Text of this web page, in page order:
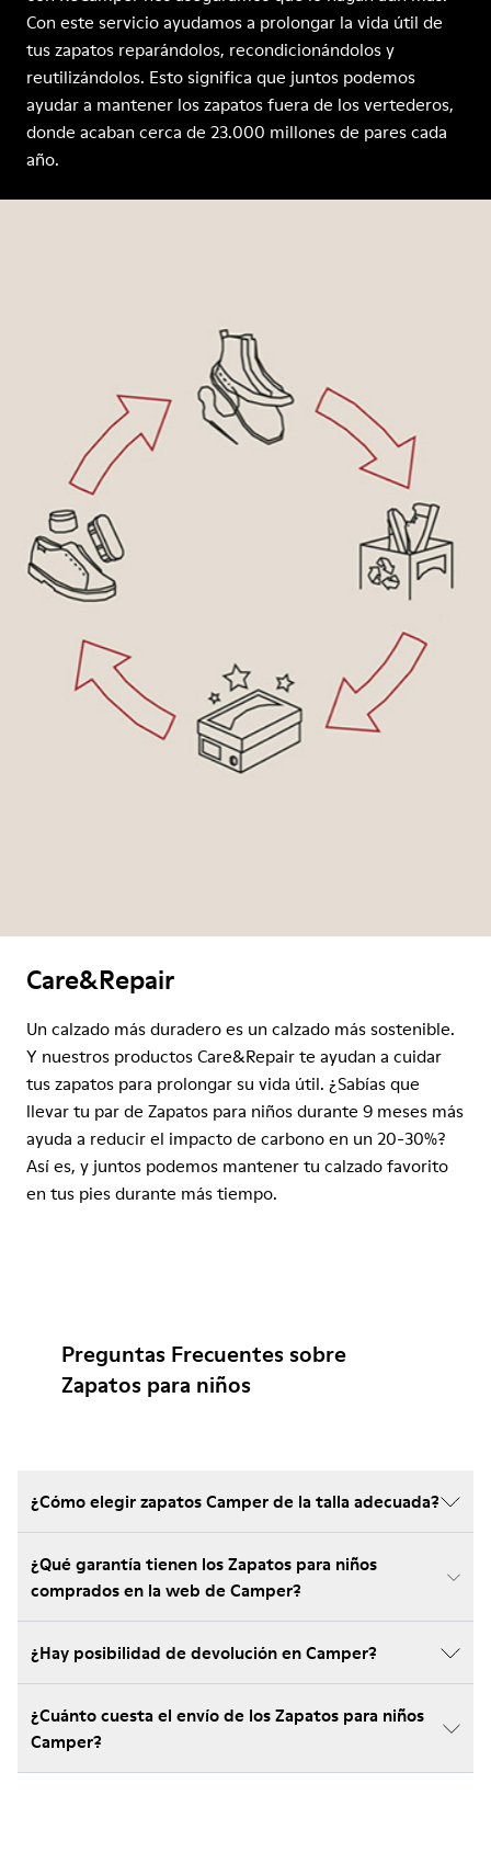
Con este servicio ayudamos a prolongar la vida útil de
tus zapatos reparándolos, recondicionándolos y
reutilizándolos. Esto significa que juntos podemos
ayudar a mantener los zapatos fuera de los vertederos,
donde acaban cerca de 23.000 millones de pares cada
año.
Care&Repair
Un calzado más duradero es un calzado más sostenible.
Y nuestros productos Care&Repair te ayudan a cuidar
tus zapatos para prolongar su vida útil. ¿Sabías que
llevar tu par de Zapatos para niños durante 9 meses más
ayuda a reducir el impacto de carbono en un 20-30%?
Así es, y juntos podemos mantener tu calzado favorito
en tus pies durante más tiempo.
Preguntas Frecuentes sobre
Zapatos para niños
¿Cómo elegir zapatos Camper de la talla adecuada?
¿Qué garantía tienen los Zapatos para niños
comprados en la web de Camper?
¿Hay posibilidad de devolución en Camper?
¿Cuánto cuesta el envío de los Zapatos para niños
Camper?